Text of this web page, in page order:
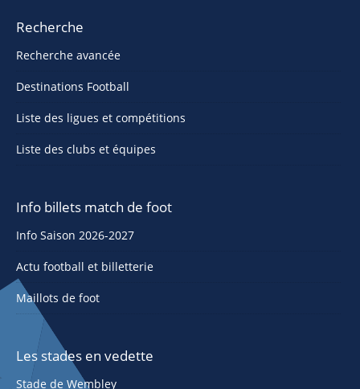
Recherche
Recherche avancée
Destinations Football
Liste des ligues et compétitions
Liste des clubs et équipes
Info billets match de foot
Info Saison 2026-2027
Actu football et billetterie
Maillots de foot
Les stades en vedette
Stade de Wembley